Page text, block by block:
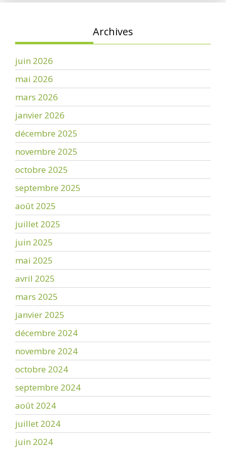
Archives
juin 2026
mai 2026
mars 2026
janvier 2026
décembre 2025
novembre 2025
octobre 2025
septembre 2025
août 2025
juillet 2025
juin 2025
mai 2025
avril 2025
mars 2025
janvier 2025
décembre 2024
novembre 2024
octobre 2024
septembre 2024
août 2024
juillet 2024
juin 2024